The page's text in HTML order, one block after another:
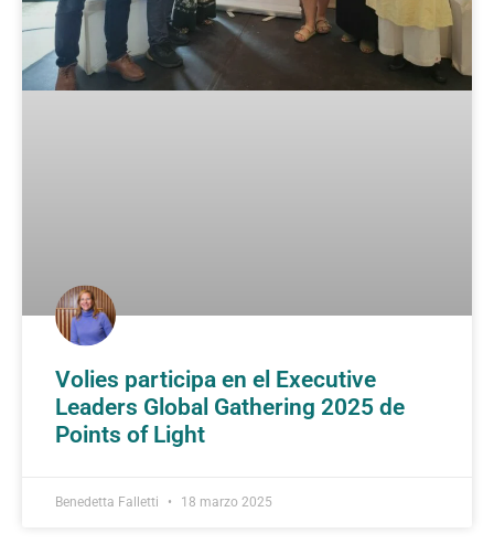
Volies participa en el Executive
Leaders Global Gathering 2025 de
Points of Light
Benedetta Falletti 18 marzo 2025